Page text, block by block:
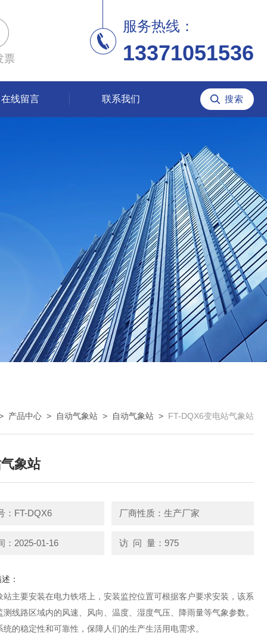
票
服务热线：
13371051536
在线留言 联系我们
产品中心 > 自动气象站 > 自动气象站 > FT-DQX6变电站气象站
象站
：FT-DQX6 厂商性质：生产厂家
：2025-01-16 访 问 量：975
：
站主要安装在电力铁塔上，安装监控位置可根据客户要求安装，该系
测线路区域内的风速、风向、温度、湿度气压、降雨量等气象参数。
统的稳定性和可靠性，保障人们的生产生活用电需求。